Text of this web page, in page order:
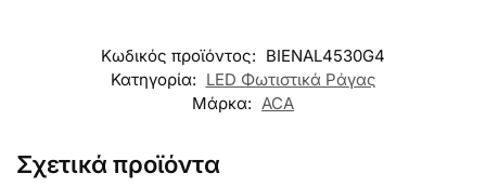
Κωδικός προϊόντος: BIENAL4530G4
Κατηγορία: LED Φωτιστικά Ράγας
Μάρκα: ACA
Σχετικά προϊόντα